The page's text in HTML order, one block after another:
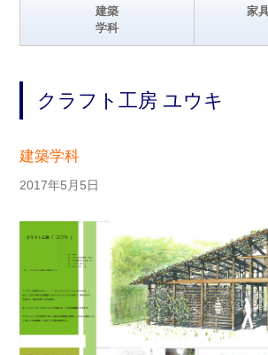
建築
学科
家
クラフト工房 ユウキ
建築学科
2017年5月5日